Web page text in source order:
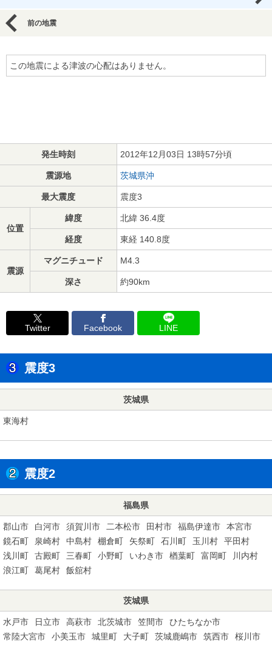
前の地震
この地震による津波の心配はありません。
発生時刻 2012年12月03日 13時57分頃
震源地 茨城県沖
最大震度 震度3
位置
緯度 北緯 36.4度
経度 東経 140.8度
震源
マグニチュード M4.3
深さ 約90km
Twitter Facebook LINE
震度3
茨城県
東海村
震度2
福島県
郡山市 白河市 須賀川市 二本松市 田村市 福島伊達市
本宮市
鏡石町
泉崎村 中島村 棚倉町 矢祭町 石川町 玉川村
平田村
浅川町
古殿町 三春町 小野町 いわき市 楢葉町 富岡町
川内村
浪江町
葛尾村 飯舘村
茨城県
水戸市 日立市 高萩市 北茨城市 笠間市
ひたちなか市
常陸大宮市
小美玉市 城里町 大子町 茨城鹿嶋市 筑西市 桜川市